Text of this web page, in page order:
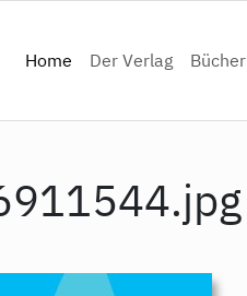
Home(current)
Der Verlag Bücher